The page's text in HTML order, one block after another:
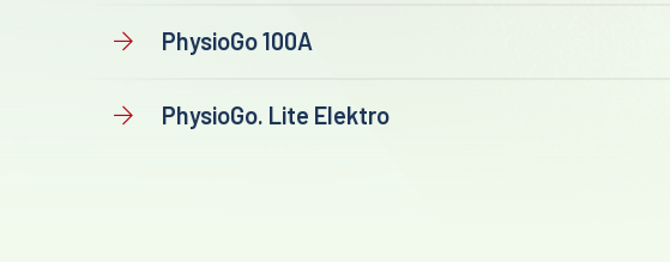
PhysioGo 100A
PhysioGo. Lite Elektro